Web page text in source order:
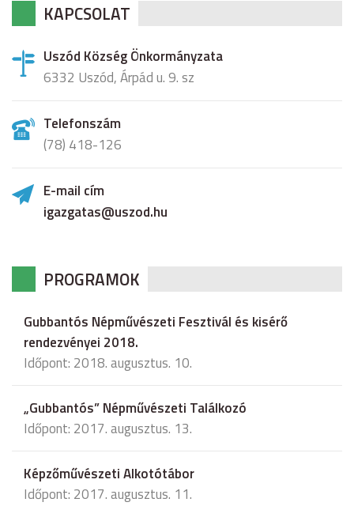
KAPCSOLAT
Uszód Község Önkormányzata
6332 Uszód, Árpád u. 9. sz
Telefonszám
(78) 418-126
E-mail cím
igazgatas@uszod.hu
PROGRAMOK
Gubbantós Népművészeti Fesztivál és kisérő
rendezvényei 2018.
Időpont: 2018. augusztus. 10.
„Gubbantós” Népművészeti Találkozó
Időpont: 2017. augusztus. 13.
Képzőművészeti Alkotótábor
Időpont: 2017. augusztus. 11.